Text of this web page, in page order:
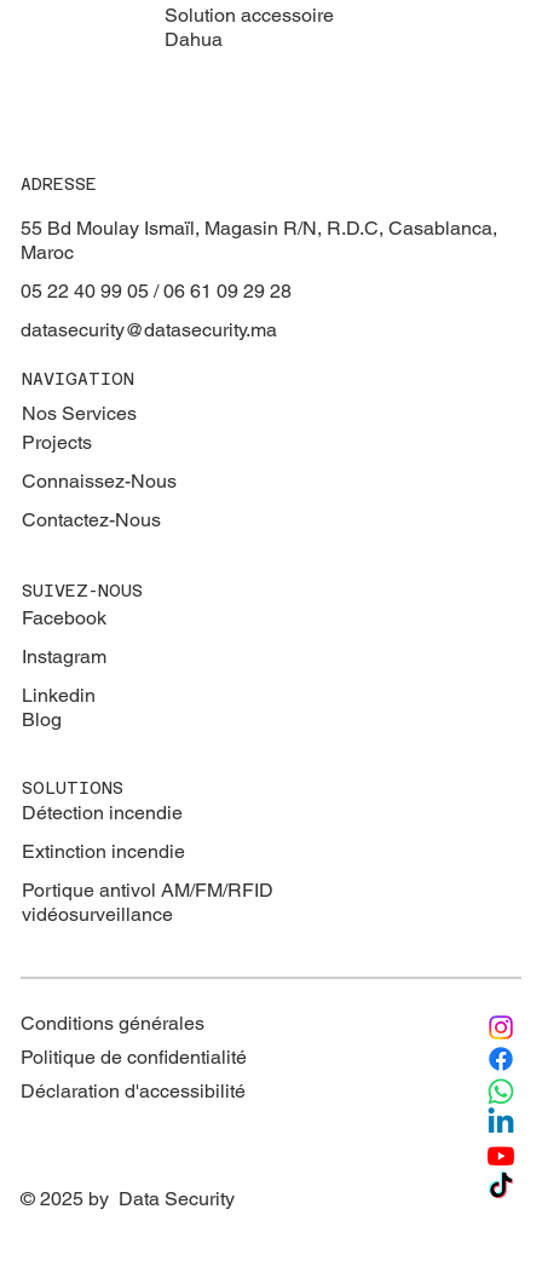
Solution accessoire
Dahua
ADRESSE
55 Bd Moulay Ismaïl, Magasin R/N, R.D.C, Casablanca,
Maroc
05 22 40 99 05 / 06 61 09 29 28
datasecurity@datasecurity.ma
NAVIGATION
Nos Services
Projects
Connaissez-Nous
Contactez-Nous
SUIVEZ-NOUS
Facebook
Instagram
Linkedin
Blog
SOLUTIONS
Détection incendie
Extinction incendie
Portique antivol AM/FM/RFID
vidéosurveillance
Conditions générales
Politique de confidentialité
Déclaration d'accessibilité
© 2025 by Data Security